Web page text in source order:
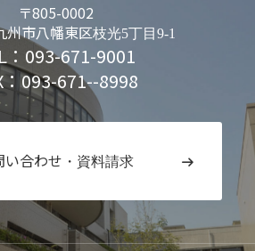
〒805-0002
州市八幡東区枝光5丁目9-1
：093-671-9001
：093-671--8998
い合わせ ・資料請求